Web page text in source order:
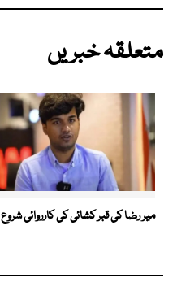
متعلقہ خبریں
میر رضا کی قبر کشائی کی کارروائی شروع